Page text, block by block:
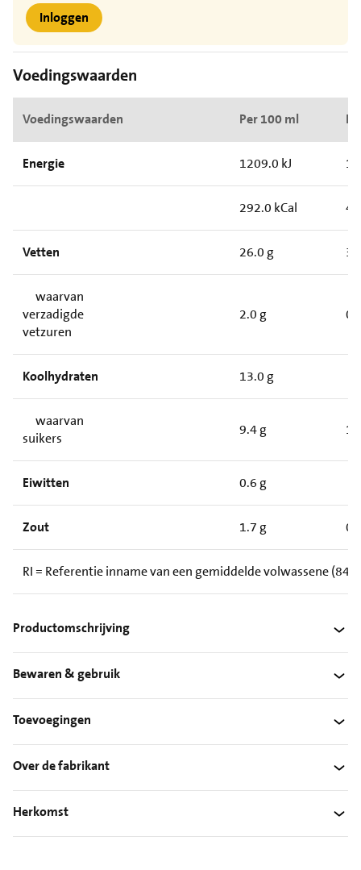
Inloggen
Voedingswaarden
Voedingswaarden Per 100 ml
Energie 1209.0 kJ
292.0 kCal
Vetten 26.0 g
waarvan
verzadigde
vetzuren
2.0 g
Koolhydraten 13.0 g
waarvan
suikers
9.4 g
Eiwitten 0.6 g
Zout 1.7 g
RI = Referentie inname van een gemiddelde volwassene
Productomschrijving
Bewaren & gebruik
Toevoegingen
Over de fabrikant
Herkomst